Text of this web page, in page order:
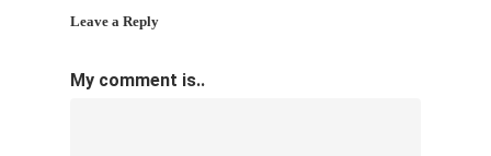
Leave a Reply
My comment is..